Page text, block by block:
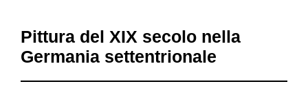
Pittura del XIX secolo nella
Germania settentrionale